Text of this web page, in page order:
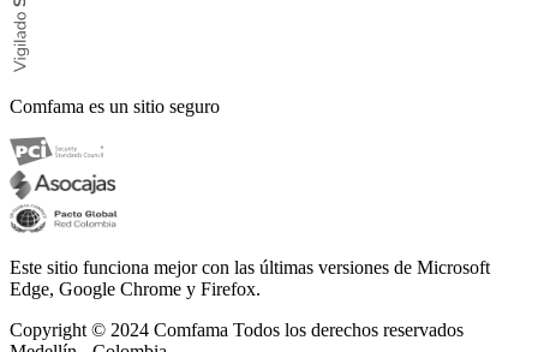
Comfama es un sitio seguro
Este sitio funciona mejor con las últimas versiones de Microsoft
Edge, Google Chrome y Firefox.
Copyright © 2024 Comfama Todos los derechos reservados